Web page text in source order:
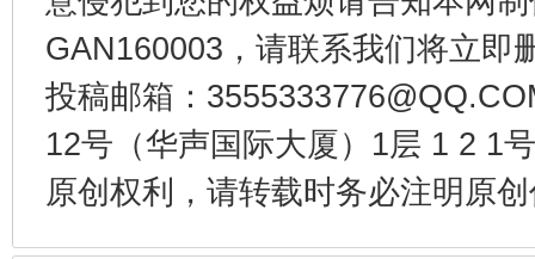
GAN160003，请联系我们将立即
投稿邮箱：
12号（华声国际大厦）1层 1 2 1
原创权利，请转载时务必注明原